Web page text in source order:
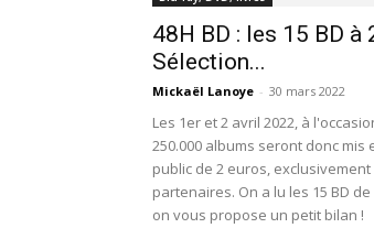
48H BD : les 15 BD à
Sélection...
Mickaël Lanoye - 30 mars 2022
Les 1er et 2 avril 2022, à
250.000 albums seront donc mis
public de 2 euros,
partenaires. On a lu les 15 BD
on vous propose un petit bilan !